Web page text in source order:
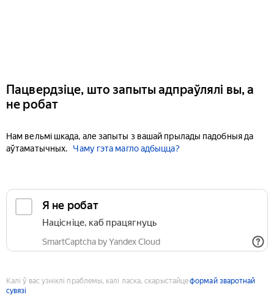
Пацвердзіце, што запыты адпраўлялі вы, а
не робат
Нам вельмі шкада, але запыты з вашай прылады падобныя да
аўтаматычных.
Чаму гэта магло адбыцца?
Я не робат
Націсніце, каб працягнуць
SmartCaptcha by Yandex Cloud
Калі ў вас узніклі праблемы, калі ласка, скарыстайцеформай зваротнай
сувязі